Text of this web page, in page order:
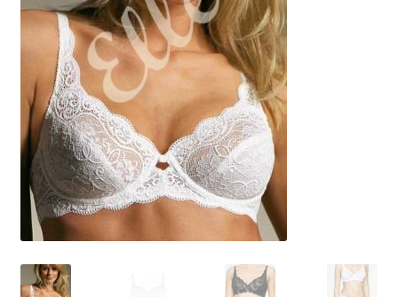
Размеры
Контакты
Обратная связь